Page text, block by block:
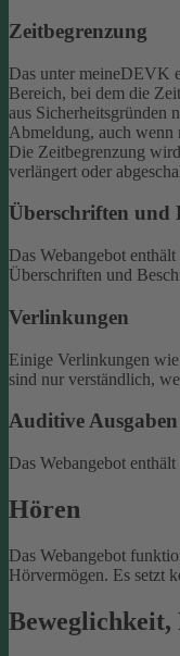
Zeitbegrenzung
Das unter meineDEVK
Bereich, bei dem die
aus Sicherheitsgründen
Abmeldung, auch wenn
Die Zeitbegrenzung
verlängert oder
Überschriften und
Das Webangebot
Überschriften und
Verlinkungen
Einige Verlinkungen
sind nur verständlich,
Auditive Ausgaben
Das Webangebot
Hören
Das Webangebot
Hörvermögen. Es setzt